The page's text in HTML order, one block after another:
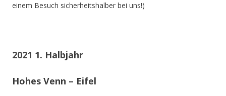
einem Besuch sicherheitshalber bei uns!)
2021 1. Halbjahr
Hohes Venn – Eifel